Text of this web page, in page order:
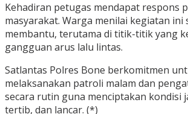
Kehadiran petugas mendapat respons
masyarakat. Warga menilai kegiatan ini
membantu, terutama di titik-titik yang
gangguan arus lalu lintas.
Satlantas Polres Bone berkomitmen
melaksanakan patroli malam dan
secara rutin guna menciptakan kondisi
tertib, dan lancar. (*)